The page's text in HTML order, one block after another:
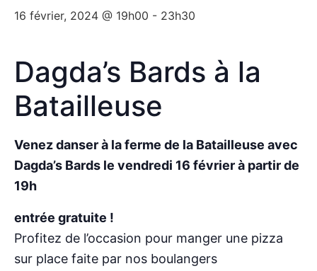
16 février, 2024 @ 19h00 - 23h30
Dagda’s Bards à la
Batailleuse
Venez danser à la ferme de la Batailleuse avec
Dagda’s Bards le vendredi 16 février à partir de
19h
entrée gratuite !
Profitez de l’occasion pour manger une pizza
sur place faite par nos boulangers